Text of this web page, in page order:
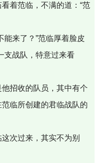
着范临，不满的道：“范
来了？”范临厚着脸皮
支战队，特意过来看
招收的队员，其中有个
临所创建的君临战队的
次过来，其实不为别